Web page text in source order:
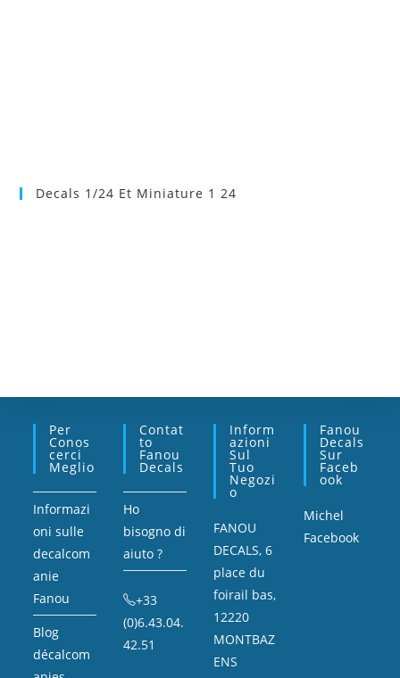
Decals 1/24 Et Miniature 1 24
Per
Conos
Cerci
Meglio
Informazi
oni sulle
decalcom
anie
Fanou
Blog
décalcom
Contat
To
Fanou
Decals
Ho
bisogno di
aiuto ?
+33
(0)6.43.04.
42.51
Inform
Azioni
Sul
Tuo
Negozi
O
FANOU
DECALS, 6
place du
foirail bas,
12220
MONTBAZ
ENS
Fanou
Decals
Sur
Faceb
Ook
Michel
Facebook